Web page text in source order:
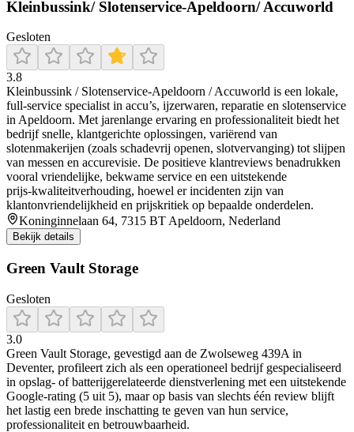
Kleinbussink/ Slotenservice-Apeldoorn/ Accuworld
Gesloten
3.8
Kleinbussink / Slotenservice‑Apeldoorn / Accuworld is een lokale,
full‑service specialist in accu’s, ijzerwaren, reparatie en slotenservice
in Apeldoorn. Met jarenlange ervaring en professionaliteit biedt het
bedrijf snelle, klantgerichte oplossingen, variërend van
slotenmakerijen (zoals schadevrij openen, slotvervanging) tot slijpen
van messen en accurevisie. De positieve klantreviews benadrukken
vooral vriendelijke, bekwame service en een uitstekende
prijs‑kwaliteitverhouding, hoewel er incidenten zijn van
klantonvriendelijkheid en prijskritiek op bepaalde onderdelen.
Koninginnelaan 64, 7315 BT Apeldoorn, Nederland
Bekijk details
Green Vault Storage
Gesloten
3.0
Green Vault Storage, gevestigd aan de Zwolseweg 439A in
Deventer, profileert zich als een operationeel bedrijf gespecialiseerd
in opslag- of batterijgerelateerde dienstverlening met een uitstekende
Google-rating (5 uit 5), maar op basis van slechts één review blijft
het lastig een brede inschatting te geven van hun service,
professionaliteit en betrouwbaarheid.